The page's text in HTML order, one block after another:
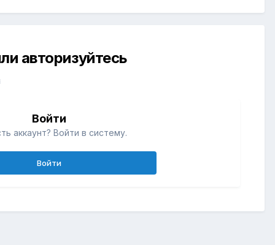
авторизуйтесь
Войти
аккаунт? Войти в систему.
Войти